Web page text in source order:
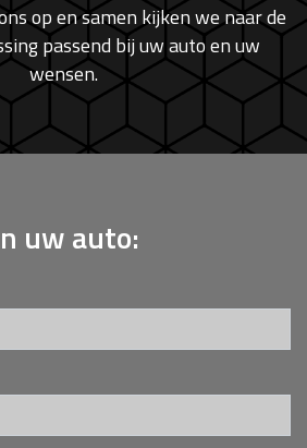
op en samen kijken we naar de
passend bij uw auto en uw
wensen.
uw auto: